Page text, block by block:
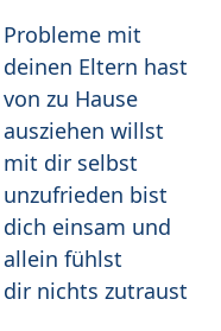
Probleme mit
deinen Eltern hast
von zu Hause
ausziehen willst
mit dir selbst
unzufrieden bist
dich einsam und
allein fühlst
dir nichts zutraust